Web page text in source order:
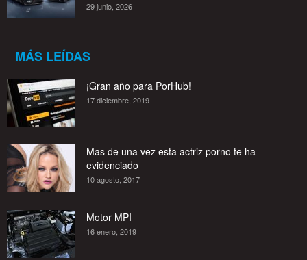
29 junio, 2026
MÁS LEÍDAS
¡Gran año para PorHub!
17 diciembre, 2019
Mas de una vez esta actriz porno te ha
evidenciado
10 agosto, 2017
Motor MPI
16 enero, 2019